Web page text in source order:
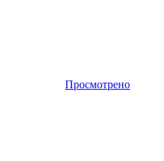
Просмотрено